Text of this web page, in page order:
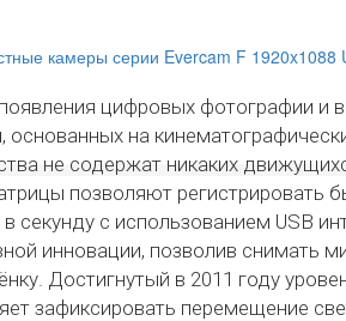
камеры серии Evercam F 1920x1088
цифровых фотографии и
основанных на
не содержат никаких
позволяют регистрировать
в секунду с использованием USB
инновации, позволив снимать
Достигнутый в 2011 году
зафиксировать перемещение